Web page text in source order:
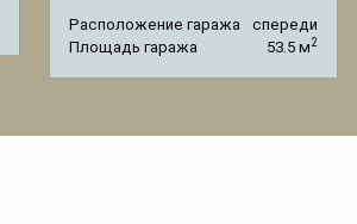
Расположение гаража
спереди
Площадь гаража
53.5 м2